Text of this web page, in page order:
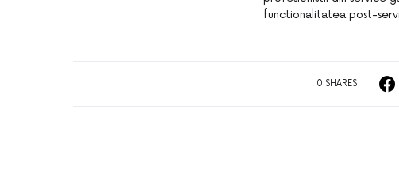
functionalitatea post-
0 SHARES